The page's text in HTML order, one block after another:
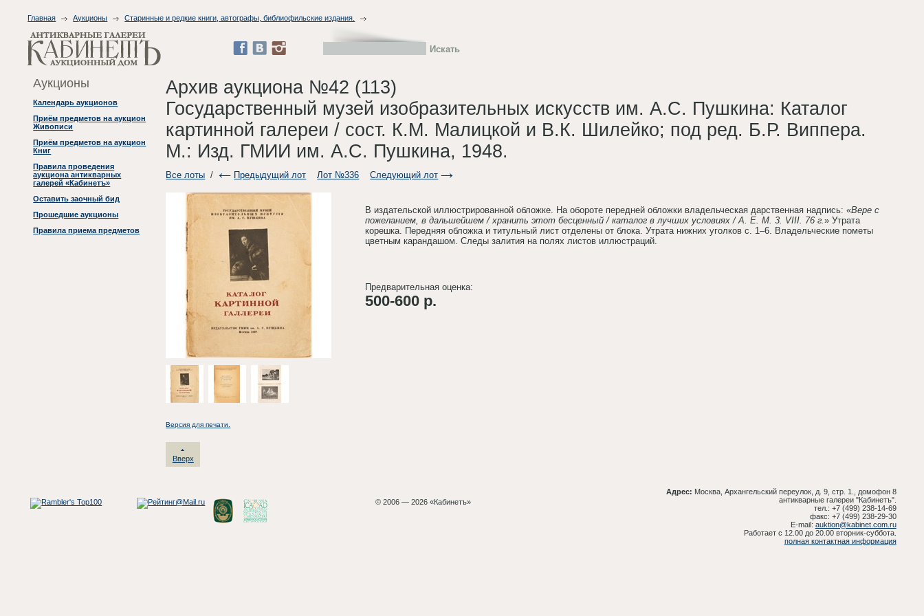
Главная Аукционы Старинные и редкие книги, автографы, библиофильские издания.
Аукционы
Календарь аукционов
Приём предметов на аукцион
Живописи
Приём предметов на аукцион
Книг
Правила проведения
аукциона антикварных
галерей «Кабинетъ»
Оставить заочный бид
Прошедшие аукционы
Правила приема предметов
Архив аукциона №42 (113)
Государственный музей изобразительных искусств им. А.С. Пушкина: Каталог
картинной галереи / сост. К.М. Малицкой и В.К. Шилейко; под ред. Б.Р. Виппера.
М.: Изд. ГМИИ им. А.С. Пушкина, 1948.
Все лоты / Предыдущий лот Лот №336 Следующий лот
В издательской иллюстрированной обложке. На обороте передней обложки владельческая дарственная надпись: «Вере с
пожеланием, в дальшейшем / хранить этот бесценный / каталог в лучших условиях / А. Е. М. 3. VIII. 76 г.» Утрата
корешка. Передняя обложка и титульный лист отделены от блока. Утрата нижних уголков с. 1–6. Владельческие пометы
цветным карандашом. Следы залития на полях листов иллюстраций.
Предварительная оценка:
500-600 р.
Версия для печати.
Вверх
Адрес: Москва, Архангельский переулок, д. 9, стр. 1., домофон 8
антикварные галереи "Кабинетъ".
тел.: +7 (499) 238-14-69
факс: +7 (499) 238-29-30
E-mail: auktion@kabinet.com.ru
Работает с 12.00 до 20.00 вторник-суббота.
полная контактная информация
© 2006 — 2026 «Кабинетъ»